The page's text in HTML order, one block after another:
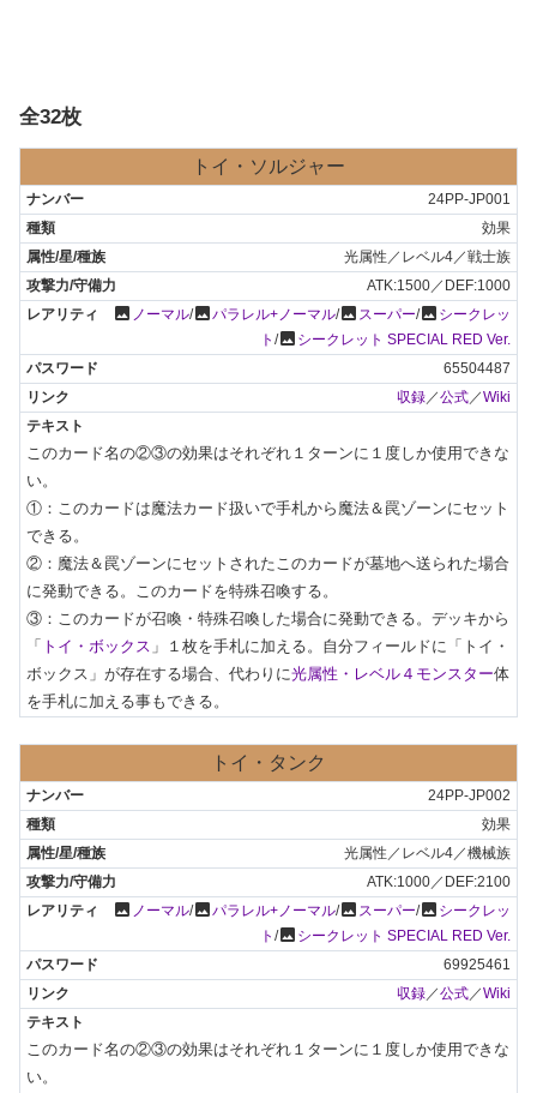
全32枚
トイ・ソルジャー
24PP-JP001
効果
光属性／レベル4／戦士族
ATK:1500／DEF:1000
photo ノーマル/photoパラレル+ノーマル/photo スーパー/photo シークレッ
ト /photo シークレット SPECIAL RED Ver.
65504487
収録 ／公式 ／Wiki
このカード名の②③の効果はそれぞれ１ターンに１度しか使用できな
い。
①：このカードは魔法カード扱いで手札から魔法＆罠ゾーンにセット
できる。
②：魔法＆罠ゾーンにセットされたこのカードが墓地へ送られた場合
に発動できる。このカードを特殊召喚する。
③：このカードが召喚・特殊召喚した場合に発動できる。デッキから
「 トイ・ボックス 」１枚を手札に加える。自分フィールドに「トイ・
ボックス」が存在する場合、代わりに光属性・レベル４モンスター体
を手札に加える事もできる。
トイ・タンク
24PP-JP002
効果
光属性／レベル4／機械族
ATK:1000／DEF:2100
photo ノーマル/photoパラレル+ノーマル/photo スーパー/photo シークレッ
ト /photo シークレット SPECIAL RED Ver.
69925461
収録／公式／Wiki
このカード名の②③の効果はそれぞれ１ターンに１度しか使用できな
い。